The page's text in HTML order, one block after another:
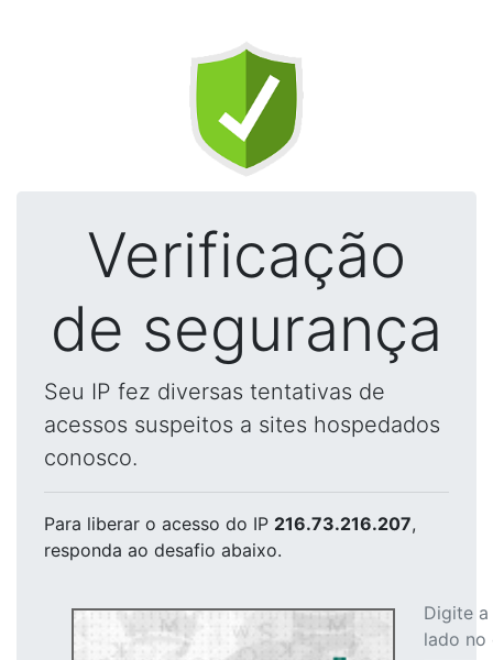
Verificação
de segurança
Seu IP fez diversas tentativas de
acessos suspeitos a sites hospedados
conosco.
Para liberar o acesso do IP 216.73.216.207,
responda ao desafio abaixo.
Digite
lado no